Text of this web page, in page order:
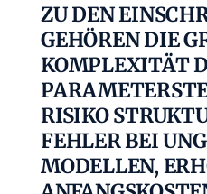
ZU DEN
GEHÖREN DIE
OMPLEXITÄT
ISIKO
EHLER BEI
ODELLEN,